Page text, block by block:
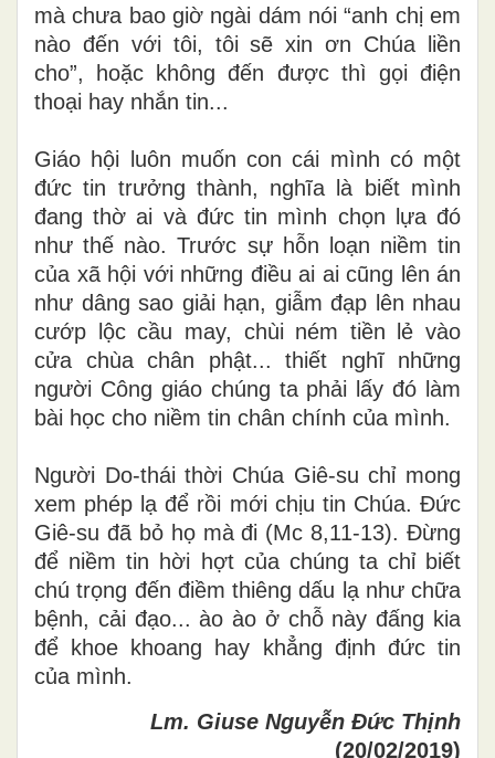
mà chưa bao giờ ngài dám nói “anh chị em
nào đến với tôi, tôi sẽ xin ơn Chúa liền
cho”, hoặc không đến được thì gọi điện
thoại hay nhắn tin...
Giáo hội luôn muốn con cái mình có một
đức tin trưởng thành, nghĩa là biết mình
đang thờ ai và đức tin mình chọn lựa đó
như thế nào. Trước sự hỗn loạn niềm tin
của xã hội với những điều ai ai cũng lên án
như dâng sao giải hạn, giẫm đạp lên nhau
cướp lộc cầu may, chùi ném tiền lẻ vào
cửa chùa chân phật... thiết nghĩ những
người Công giáo chúng ta phải lấy đó làm
bài học cho niềm tin chân chính của mình.
Người Do-thái thời Chúa Giê-su chỉ mong
xem phép lạ để rồi mới chịu tin Chúa. Đức
Giê-su đã bỏ họ mà đi (Mc 8,11-13). Đừng
để niềm tin hời hợt của chúng ta chỉ biết
chú trọng đến điềm thiêng dấu lạ như chữa
bệnh, cải đạo... ào ào ở chỗ này đấng kia
để khoe khoang hay khẳng định đức tin
của mình.
Lm. Giuse Nguyễn Đức Thịnh
(20/02/2019)